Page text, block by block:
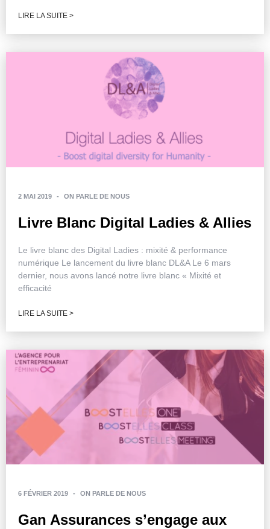
LIRE LA SUITE >
2 MAI 2019 - ON PARLE DE NOUS
Livre Blanc Digital Ladies & Allies
Le livre blanc des Digital Ladies : mixité & performance
numérique Le lancement du livre blanc DL&A Le 6 mars
dernier, nous avons lancé notre livre blanc « Mixité et
efficacité
LIRE LA SUITE >
6 FÉVRIER 2019 - ON PARLE DE NOUS
Gan Assurances s’engage aux